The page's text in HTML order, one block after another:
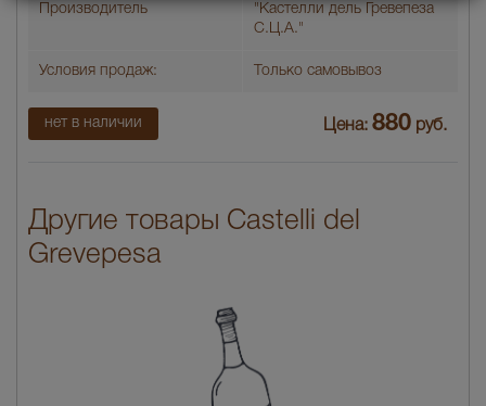
Производитель
"Кастелли дель Гревепеза
С.Ц.А."
Условия продаж: Только самовывоз
нет в наличии Цена: 880 руб.
Другие товары Castelli del
Grevepesa